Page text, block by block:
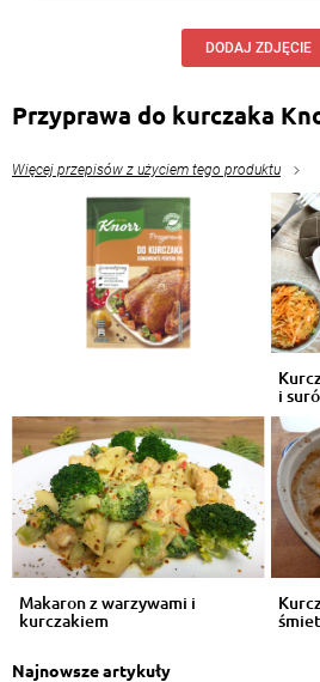
DODAJ ZDJĘCIE
Przyprawa do kurczaka
Więcej przepisów z użyciem tego produktu
i
Makaron z warzywami i
kurczakiem
Najnowsze artykuły